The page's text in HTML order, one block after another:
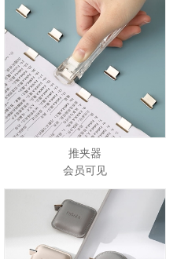
推夹器
会员可见